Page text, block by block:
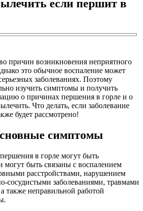
если першит в
причин возникновения неприятного
это обычное воспаление может
заболеваниях. Поэтому
изучить симптомы и получить
о причинах першения в горле и о
Что делать, если заболевание
будет рассмотрено!
симптомы
в горле могут быть
быть связаны с воспалением
расстройствами, нарушением
сосудистыми заболеваниями, травмами
также неправильной работой